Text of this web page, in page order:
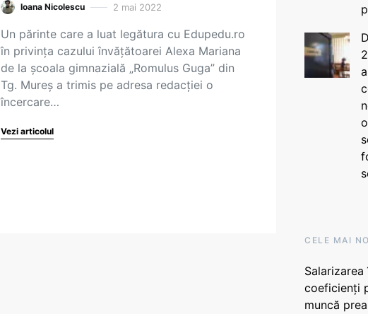
Ioana Nicolescu 2 mai 2022
Un părinte care a luat legătura cu Edupedu.ro
în privința cazului învățătoarei Alexa Mariana
de la școala gimnazială „Romulus Guga” din
Tg. Mureș a trimis pe adresa redacției o
încercare…
Vezi articolul
CELE MAI
coeficienți
muncă